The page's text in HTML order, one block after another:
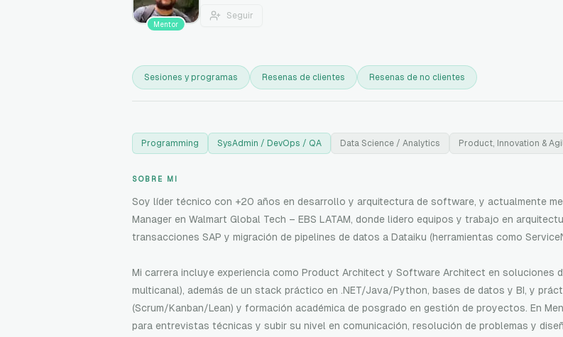
Mentor
Seguir
Sesiones y programas Resenas de clientes Resenas de no clientes
Programming SysAdmin / DevOps / QA Data Science / Analytics Product, Innovation &
SOBRE MI
Soy líder técnico con +20 años en desarrollo y arquitectura de software, y actualmente
Manager en Walmart Global Tech – EBS LATAM, donde lidero equipos y trabajo en
transacciones SAP y migración de pipelines de datos a Dataiku (herramientas como
Mi carrera incluye experiencia como Product Architect y Software Architect en soluciones
multicanal), además de un stack práctico en .NET/Java/Python, bases de datos y BI, y
(Scrum/Kanban/Lean) y formación académica de posgrado en gestión de proyectos. En
para entrevistas técnicas y subir su nivel en comunicación, resolución de problemas y